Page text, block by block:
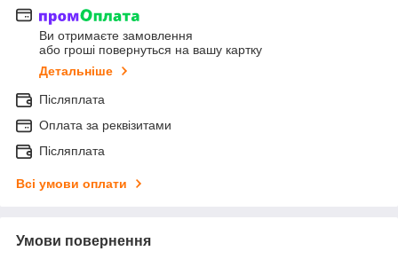
Ви отримаєте замовлення
або гроші повернуться на вашу картку
Детальніше
Післяплата
Оплата за реквізитами
Післяплата
Всі умови оплати
Умови повернення